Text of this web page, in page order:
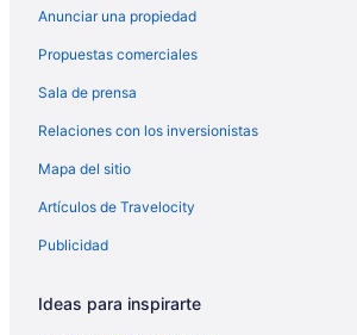
Cabañas en Port Angeles
Campings en Port Angeles
Condominios en Port Angeles
Hoteles en Port Angeles East
Hoteles con casino en Port Angeles
Hoteles de negocios en Port Angeles
Hoteles románticos en Port Angeles
Hoteles cerca del lago en Port Angeles
Anunciar una propiedad
Propuestas comerciales
Sala de prensa
Relaciones con los inversionistas
Mapa del sitio
Artículos de Travelocity
Publicidad
Ideas para inspirarte